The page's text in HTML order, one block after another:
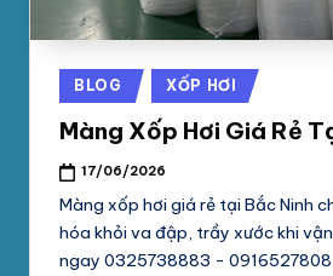
C
foam,
xốp
chống
TpHCM,
Bình
Dương
Posted
in
BLOG XỐP HƠI
Màng Xốp Hơi Giá Rẻ
17/06/2026
Màng xốp hơi giá rẻ tại Bắc Ninh
hóa khỏi va đập, trầy xước khi
ngay 0325738883 - 0916527808